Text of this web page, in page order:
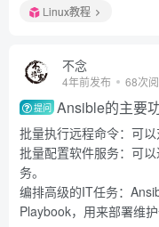
Linux教程
不念
4年前发布 68次
提问 Ansible的主要
批量执行远程命令：可
批量配置软件服务：可
务。
编排高级的IT任务：
Playbook，用来部署维